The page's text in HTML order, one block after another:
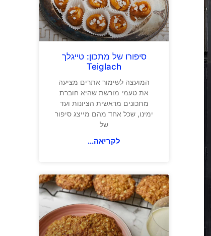
סיפורו של מתכון: טייגלך
Teiglach
המועצה לשימור אתרים מציעה
את טעמי מורשת שהיא חוברת
מתכונים מראשית הציונות ועד
ימינו, שכל אחד מהם מייצג סיפור
של
לקריאה...